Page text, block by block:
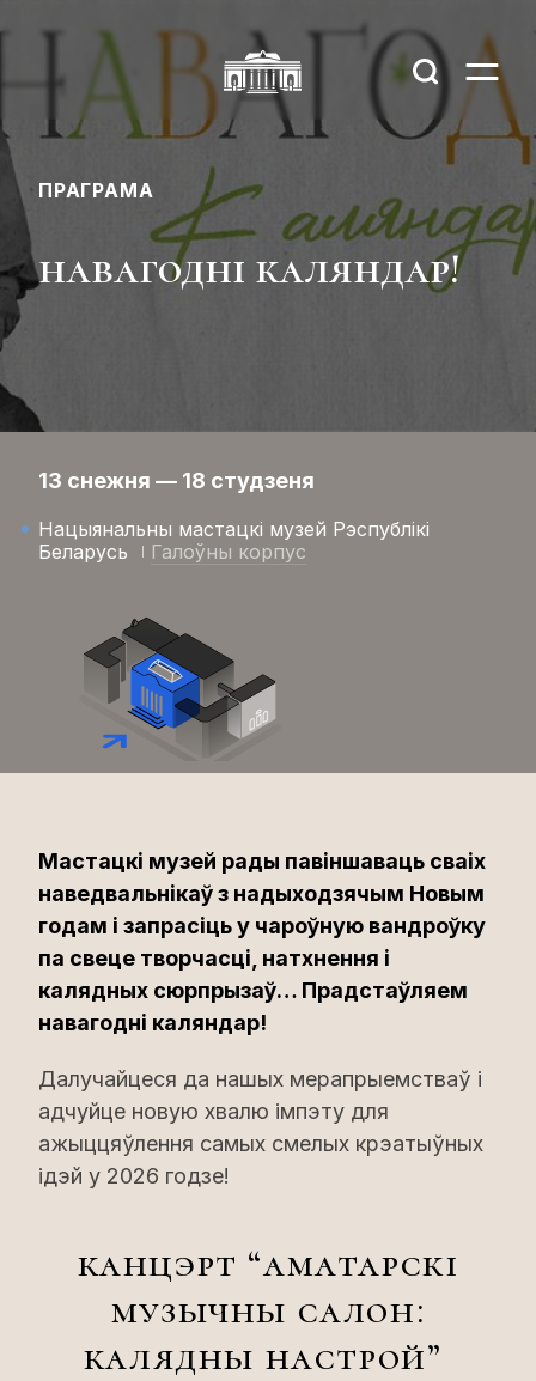
ПРАГРАМА
навагодні каляндар!
13 снежня — 18 студзеня
Нацыянальны мастацкі музей Рэспублікі
Беларусь
Галоўны корпус
Мастацкі музей рады павіншаваць сваіх
наведвальнікаў з надыходзячым Новым
годам і запрасіць у чароўную вандроўку
па свеце творчасці, натхнення і
калядных сюрпрызаў… Прадстаўляем
навагодні каляндар!
Далучайцеся да нашых мерапрыемстваў і
адчуйце новую хвалю імпэту для
ажыццяўлення самых смелых крэатыўных
ідэй у 2026 годзе!
канцэрт “аматарскі
музычны салон:
калядны настрой”